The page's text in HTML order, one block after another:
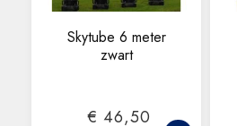
Skytube 6 meter
zwart
€ 46,50